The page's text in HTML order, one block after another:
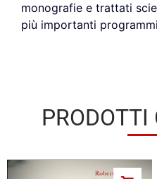
monografie e trattati
più importanti
PRODOTTI